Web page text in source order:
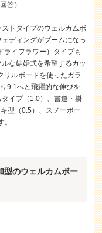
答）
トタイプのウェルカムボ
ディングがブームになっ
ライフラワー）タイプも
な結婚式を希望するカッ
リルボードを使ったガラ
9.1へと飛躍的な伸びを
イプ（1.0）、書道・掛
型（0.5）、スノーボー
型のウェルカムボー